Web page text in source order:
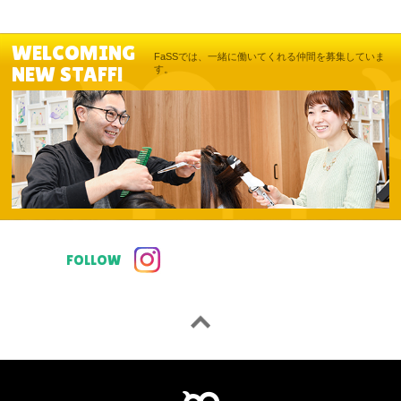
WELCOMING
NEW STAFF!
FaSSでは、一緒に働いてくれる仲間を募集していま
す。
FOLLOW